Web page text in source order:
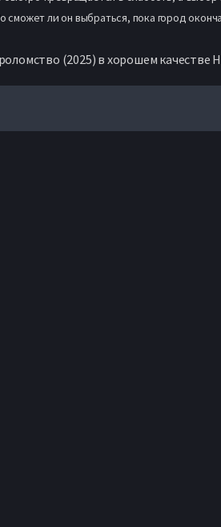
ли он выбраться, пока город
(2025) в хорошем качестве